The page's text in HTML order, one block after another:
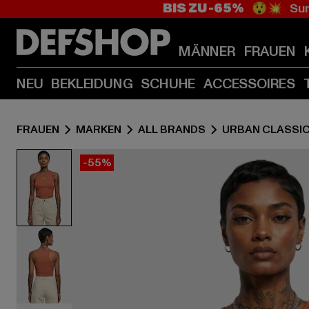
BIS ZU -65% 😲💥
MÄNNER FRAUEN
NEU BEKLEIDUNG SCHUHE ACCESSOIRES
FRAUEN MARKEN ALL BRANDS URBAN
-55%